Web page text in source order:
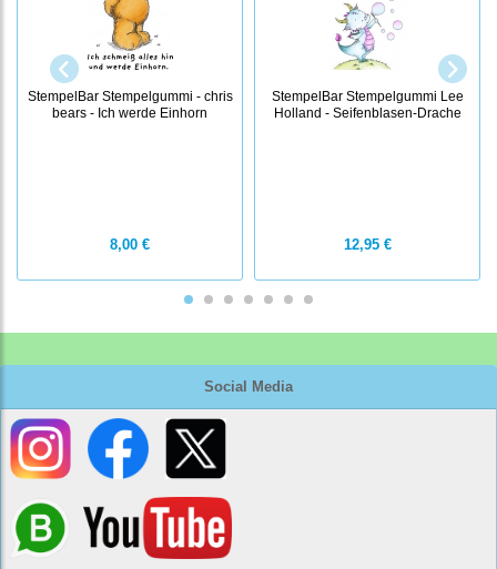
Social Media
StempelBar Stempelgummi - chris
bears - Ich werde Einhorn
8,00 €
StempelBar Stempelgummi Lee
Holland - Seifenblasen-Drache
12,95 €